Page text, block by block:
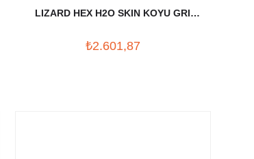
LIZARD HEX H2O SKIN KOYU GRI
₺2.601,87